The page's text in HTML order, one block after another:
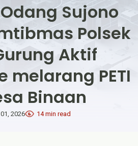
Sujono
Polsek
Aktif
melarang PETI
Binaan
2026 14 min read